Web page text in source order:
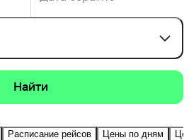
Найти
Расписание рейсов Цены по дням